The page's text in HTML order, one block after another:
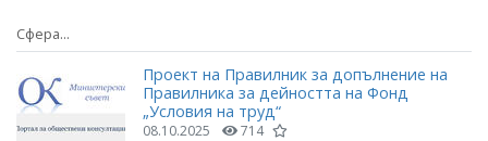
Сфера...
Проект на Правилник за допълнение на
Правилника за дейността на Фонд
„Условия на труд“
08.10.2025 714